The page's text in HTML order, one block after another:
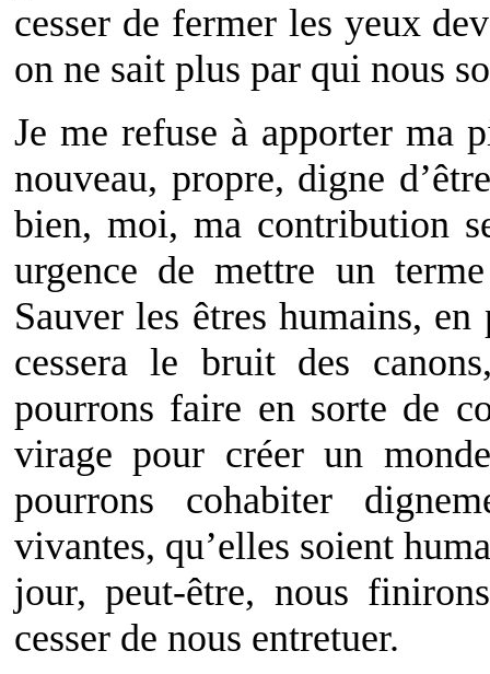
cesser de fermer les yeux
on ne sait plus par qui nous
Je me refuse à apporter ma
nouveau, propre, digne
bien, moi, ma contribution
urgence de mettre un
Sauver les êtres humains,
cessera le bruit des
pourrons faire en sorte de
virage pour créer un
pourrons cohabiter
vivantes, qu’elles soient
jour, peut-être, nous
cesser de nous entretuer.